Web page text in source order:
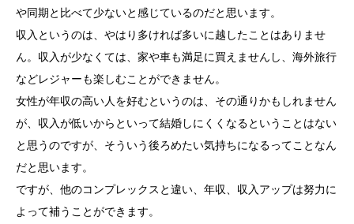
や同期と比べて少ないと感じているのだと思います。
収入というのは、やはり多ければ多いに越したことはありませ
ん。収入が少なくては、家や車も満足に買えませんし、海外旅行
などレジャーも楽しむことができません。
女性が年収の高い人を好むというのは、その通りかもしれません
が、収入が低いからといって結婚しにくくなるということはない
と思うのですが、そういう後ろめたい気持ちになるってことなん
だと思います。
ですが、他のコンプレックスと違い、年収、収入アップは努力に
よって補うことができます。